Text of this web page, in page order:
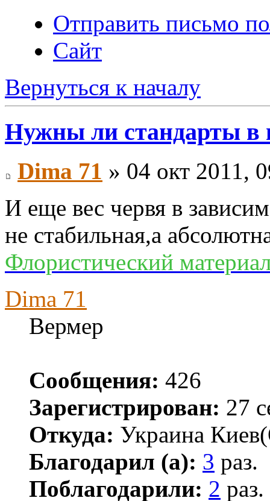
Отправить письмо
Сайт
Вернуться к началу
Нужны ли стандарты в
Dima 71 » 04 окт 2011,
И еще вес червя в
не стабильная,а
Флористический
Dima 71
Вермер
Сообщения: 426
Зарегистрирован: 27
Откуда: Украина
Благодарил (а): 3 раз.
Поблагодарили: 2 раз.